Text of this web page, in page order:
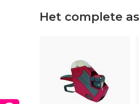
Het complete